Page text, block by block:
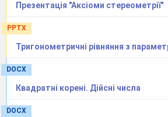
Презентація "Аксіоми стереометрії"
PPTX
Тригонометричні рівняння з
DOCX
Квадратні корені. Дійсні числа
DOCX